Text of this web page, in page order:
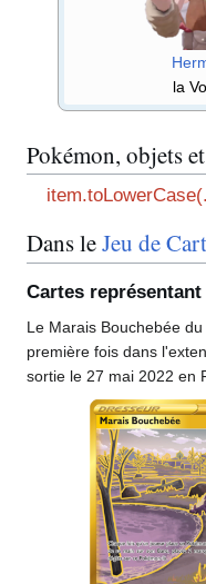
la
Pokémon, objets
Dans leJeu de
Cartes
Le Marais Bouchebée
première fois dans
sortie le 27 mai 2022 en